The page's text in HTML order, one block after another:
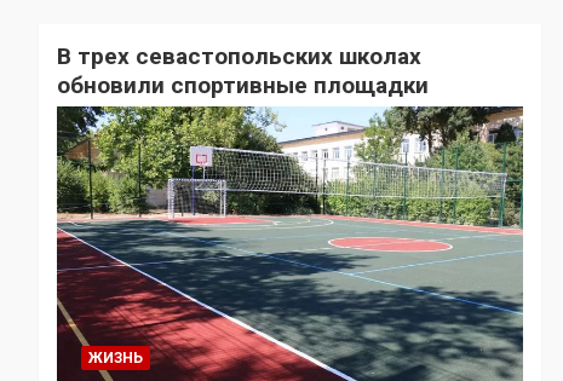
В трех севастопольских школах
обновили спортивные площадки
ЖИЗНЬ